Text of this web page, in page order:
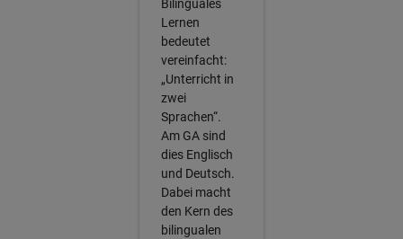
Bilinguales
Lernen
bedeutet
vereinfacht:
„Unterricht in
zwei
Sprachen“.
Am GA sind
dies Englisch
und Deutsch.
Dabei macht
den Kern des
bilingualen